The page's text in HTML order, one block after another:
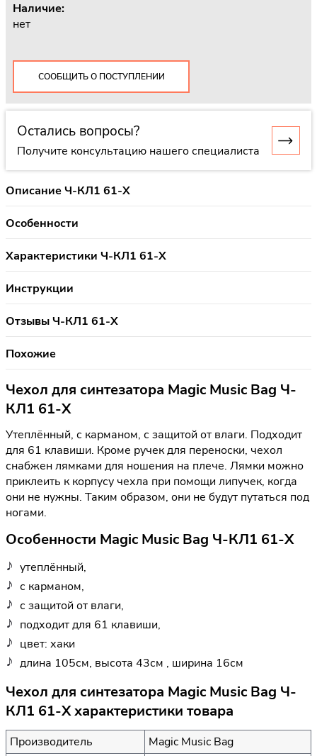
Наличие:
нет
СООБЩИТЬ О ПОСТУПЛЕНИИ
Остались вопросы?
Получите консультацию нашего специалиста
Описание Ч-КЛ1 61-Х
Особенности
Характеристики Ч-КЛ1 61-Х
Инструкции
Отзывы Ч-КЛ1 61-Х
Похожие
Чехол для синтезатора Magic Music Bag Ч-
КЛ1 61-Х
Утеплённый, с карманом, с защитой от влаги. Подходит
для 61 клавиши. Кроме ручек для переноски, чехол
снабжен лямками для ношения на плече. Лямки можно
приклеить к корпусу чехла при помощи липучек, когда
они не нужны. Таким образом, они не будут путаться под
ногами.
Особенности Magic Music Bag Ч-КЛ1 61-Х
утеплённый,
с карманом,
с защитой от влаги,
подходит для 61 клавиши,
цвет: хаки
длина 105см, высота 43см , ширина 16см
Чехол для синтезатора Magic Music Bag Ч-
КЛ1 61-Х характеристики товара
Производитель
Magic Music Bag